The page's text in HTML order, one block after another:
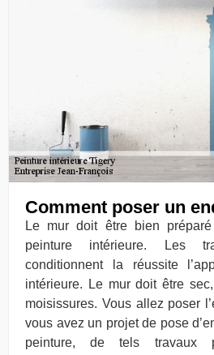
Comment poser un
Le mur doit être bien
peinture intérieure. Les
conditionnent la réussite
intérieure. Le mur doit être
moisissures. Vous allez poser
vous avez un projet de pose
peinture, de tels travaux